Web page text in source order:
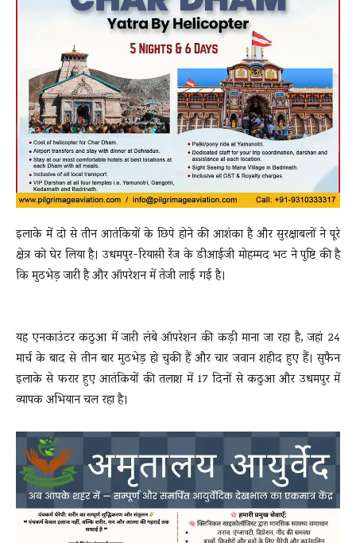
इलाके में दो से तीन आतंकियों के छिपे होने की आशंका है और सुरक्षाबलों ने पूरे
क्षेत्र को घेर लिया है। उधमपुर-रियासी रेंज के डीआईजी मोहम्मद भट ने पुष्टि की है
कि मुठभेड़ जारी है और ऑपरेशन में तेजी लाई गई है।
यह एनकाउंटर कठुआ में जारी लंबे ऑपरेशन की कड़ी माना जा रहा है, जहां 24
मार्च के बाद से तीन बार मुठभेड़ हो चुकी हैं और चार जवान शहीद हुए हैं। सुफैन
इलाके से फरार हुए आतंकियों की तलाश में 17 दिनों से कठुआ और उधमपुर में
व्यापक अभियान चल रहा है।